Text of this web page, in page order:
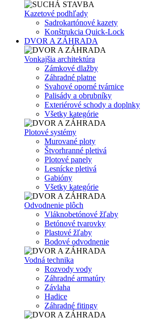
Kazetové podhľady
Sadrokartónové kazety
Konštrukcia Quick-Lock
DVOR A ZÁHRADA
Vonkajšia architektúra
Zámkové dlažby
Záhradné platne
Svahové oporné tvárnice
Palisády a obrubníky
Exteriérové schody a doplnky
Všetky kategórie
Plotové systémy
Murované ploty
Štvorhranné pletivá
Plotové panely
Lesnícke pletivá
Gabióny
Všetky kategórie
Odvodnenie plôch
Vláknobetónové žľaby
Betónové tvarovky
Plastové žľaby
Bodové odvodnenie
Vodná technika
Rozvody vody
Záhradné armatúry
Závlaha
Hadice
Záhradné fitingy